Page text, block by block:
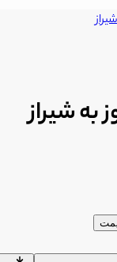
به شیراز